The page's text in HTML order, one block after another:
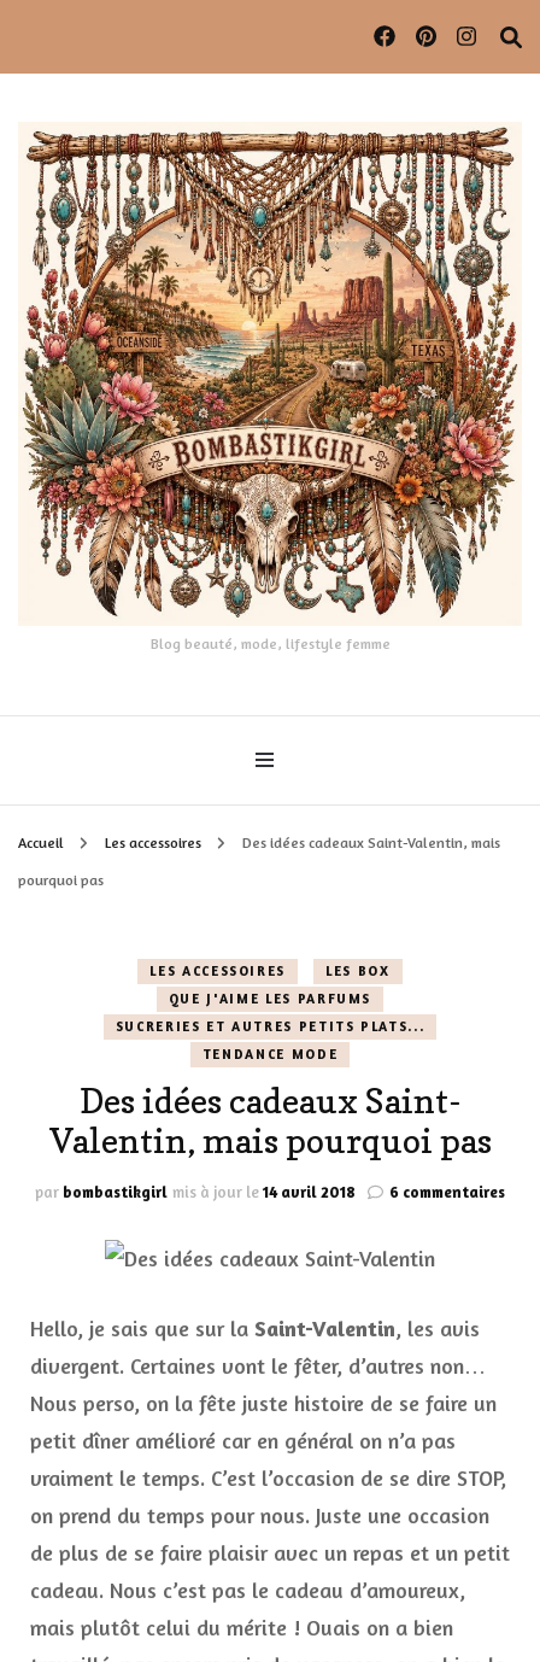
Blog beauté, mode, lifestyle femme
Accueil Les accessoires Des idées cadeaux Saint-Valentin, mais
pourquoi pas
LES ACCESSOIRES
LES BOX
QUE J'AIME LES PARFUMS
SUCRERIES ET AUTRES PETITS PLATS...
TENDANCE MODE
Des idées cadeaux Saint-
Valentin, mais pourquoi pas
par bombastikgirl mis à jour le14 avril 2018 6 commentairessur
Hello, je sais que sur la Saint-Valentin, les avis
divergent. Certaines vont le fêter, d’autres non…
Nous perso, on la fête juste histoire de se faire un
petit dîner amélioré car en général on n’a pas
vraiment le temps. C’est l’occasion de se dire STOP,
on prend du temps pour nous. Juste une occasion
de plus de se faire plaisir avec un repas et un petit
cadeau. Nous c’est pas le cadeau d’amoureux,
mais plutôt celui du mérite ! Ouais on a bien